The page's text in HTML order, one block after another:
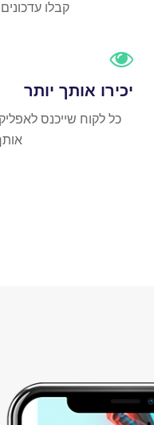
קבלו
יכירו אותך יותר
כל לקוח שייכנס